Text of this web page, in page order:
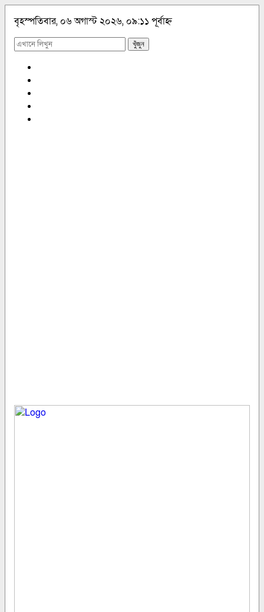
বৃহস্পতিবার, ০৬ অগাস্ট ২০২৬, ০৯:১১ পূর্বাহ্ন
খুঁজুন